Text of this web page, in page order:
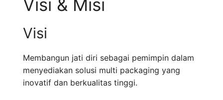
Visi & Misi
Visi
Membangun jati diri sebagai pemimpin dalam
menyediakan solusi multi packaging yang
inovatif dan berkualitas tinggi.